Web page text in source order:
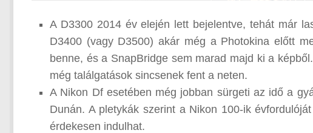
A D3300 2014 év elején lett bejelentve, tehát már
D3400 (vagy D3500) akár még a Photokina előtt
benne, és a SnapBridge sem marad majd ki a
még találgatások sincsenek fent a neten.
A Nikon Df esetében még jobban sürgeti az idő a
Dunán. A pletykák szerint a Nikon 100-ik
érdekesen indulhat.